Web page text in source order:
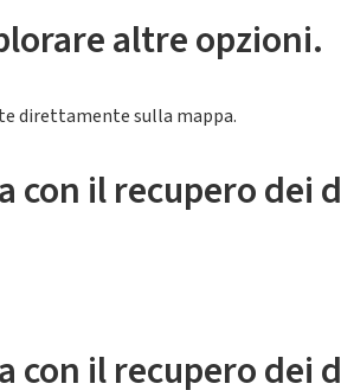
altre opzioni.
direttamente sulla mappa.
con il recupero dei
con il recupero dei